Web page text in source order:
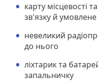
карту місцевості
зв'язку й умовлене
невеликий
до нього
ліхтарик та
запальничку